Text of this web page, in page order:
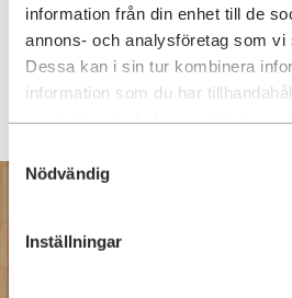
information från din enhet till de
annons- och analysföretag som vi
Dessa kan i sin tur kombinera
information som du har
Nödvändig
Inställningar
eftersom de första boendena
Pechan.
Tävlingen avgörs den 23